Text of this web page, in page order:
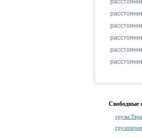
Свободные
грузы